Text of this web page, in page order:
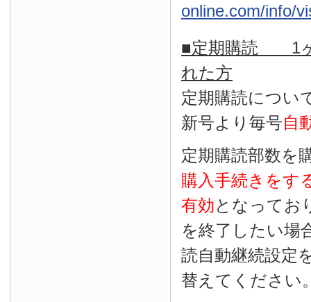
online.com/info/
■定期購読 1ヶ
れた方
定期購読につい
新号より毎号自
定期購読部数を
購入手続きをす
有効となってお
を終了したい場
読自動継続設定
替えてください